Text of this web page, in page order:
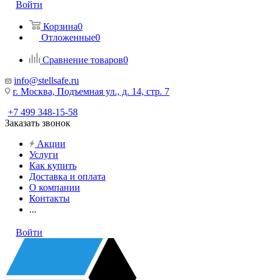
Войти
Корзина0
Отложенные0
Сравнение товаров0
info@stellsafe.ru
г. Москва, Подъемная ул., д. 14, стр. 7
+7 499 348-15-58
Заказать звонок
Акции
Услуги
Как купить
Доставка и оплата
О компании
Контакты
...
Войти